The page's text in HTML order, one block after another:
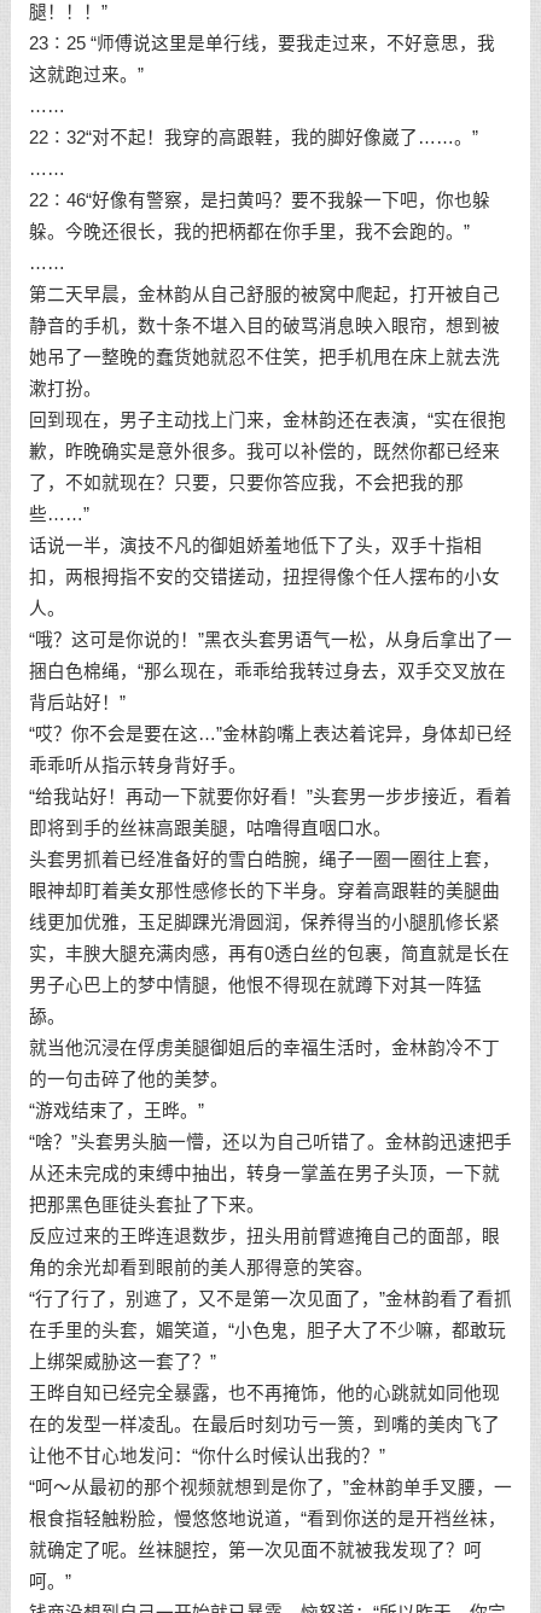
腿！！！”
23∶25 “师傅说这里是单行线，要我走过来，不好意思，我
这就跑过来。”
……
22∶32“对不起！我穿的高跟鞋，我的脚好像崴了……。”
……
22∶46“好像有警察，是扫黄吗？要不我躲一下吧，你也躲
躲。今晚还很长，我的把柄都在你手里，我不会跑的。”
……
第二天早晨，金林韵从自己舒服的被窝中爬起，打开被自己
静音的手机，数十条不堪入目的破骂消息映入眼帘，想到被
她吊了一整晚的蠢货她就忍不住笑，把手机甩在床上就去洗
漱打扮。
回到现在，男子主动找上门来，金林韵还在表演，“实在很抱
歉，昨晚确实是意外很多。我可以补偿的，既然你都已经来
了，不如就现在？只要，只要你答应我，不会把我的那
些……”
话说一半，演技不凡的御姐娇羞地低下了头，双手十指相
扣，两根拇指不安的交错搓动，扭捏得像个任人摆布的小女
人。
“哦？这可是你说的！”黑衣头套男语气一松，从身后拿出了一
捆白色棉绳，“那么现在，乖乖给我转过身去，双手交叉放在
背后站好！”
“哎？你不会是要在这…”金林韵嘴上表达着诧异，身体却已经
乖乖听从指示转身背好手。
“给我站好！再动一下就要你好看！”头套男一步步接近，看着
即将到手的丝袜高跟美腿，咕噜得直咽口水。
头套男抓着已经准备好的雪白皓腕，绳子一圈一圈往上套，
眼神却盯着美女那性感修长的下半身。穿着高跟鞋的美腿曲
线更加优雅，玉足脚踝光滑圆润，保养得当的小腿肌修长紧
实，丰腴大腿充满肉感，再有0透白丝的包裹，简直就是长在
男子心巴上的梦中情腿，他恨不得现在就蹲下对其一阵猛
舔。
就当他沉浸在俘虏美腿御姐后的幸福生活时，金林韵冷不丁
的一句击碎了他的美梦。
“游戏结束了，王晔。”
“啥？”头套男头脑一懵，还以为自己听错了。金林韵迅速把手
从还未完成的束缚中抽出，转身一掌盖在男子头顶，一下就
把那黑色匪徒头套扯了下来。
反应过来的王晔连退数步，扭头用前臂遮掩自己的面部，眼
角的余光却看到眼前的美人那得意的笑容。
“行了行了，别遮了，又不是第一次见面了，”金林韵看了看抓
在手里的头套，媚笑道，“小色鬼，胆子大了不少嘛，都敢玩
上绑架威胁这一套了？”
王晔自知已经完全暴露，也不再掩饰，他的心跳就如同他现
在的发型一样凌乱。在最后时刻功亏一篑，到嘴的美肉飞了
让他不甘心地发问：“你什么时候认出我的？”
“呵～从最初的那个视频就想到是你了，”金林韵单手叉腰，一
根食指轻触粉脸，慢悠悠地说道，“看到你送的是开裆丝袜，
就确定了呢。丝袜腿控，第一次见面不就被我发现了？呵
呵。”